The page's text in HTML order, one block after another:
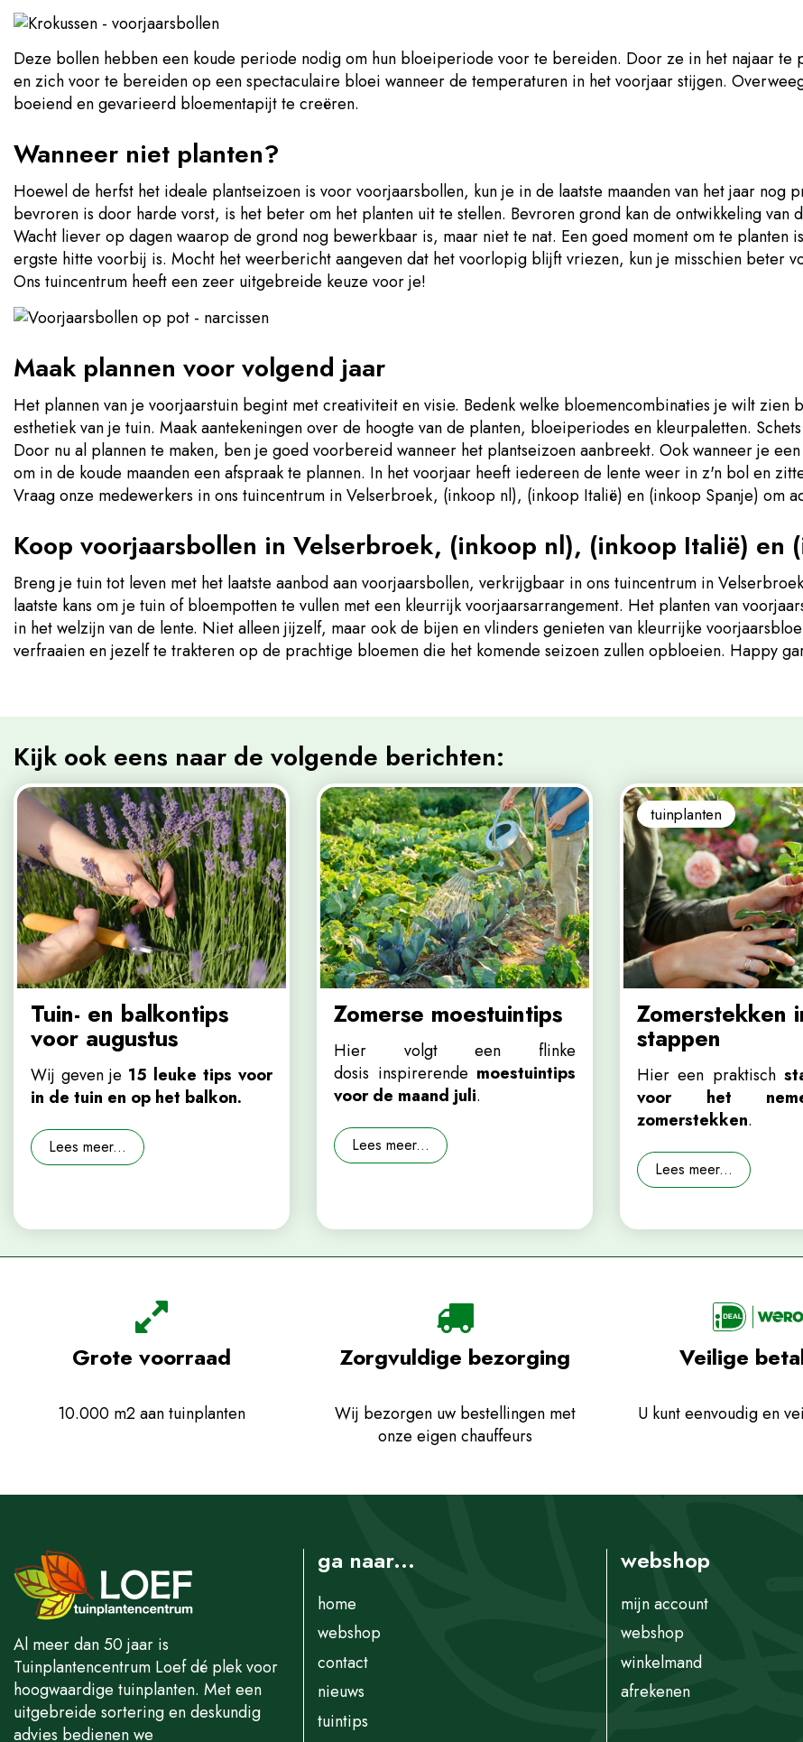
Deze bollen hebben een koude periode nodig om hun bloeiperiode voor te bereiden. Door ze in het najaar te
en zich voor te bereiden op een spectaculaire bloei wanneer de temperaturen in het voorjaar stijgen.
boeiend en gevarieerd bloementapijt te creëren.
Wanneer niet planten?
Hoewel de herfst het ideale plantseizoen is voor voorjaarsbollen, kun je in de laatste maanden van het jaar
bevroren is door harde vorst, is het beter om het planten uit te stellen. Bevroren grond kan de ontwikkeling
Wacht liever op dagen waarop de grond nog bewerkbaar is, maar niet te nat. Een goed moment om te planten
ergste hitte voorbij is. Mocht het weerbericht aangeven dat het voorlopig blijft vriezen, kun je misschien beter
Ons tuincentrum heeft een zeer uitgebreide keuze voor je!
Maak plannen voor volgend jaar
Het plannen van je voorjaarstuin begint met creativiteit en visie. Bedenk welke bloemencombinaties je wilt zien
esthetiek van je tuin. Maak aantekeningen over de hoogte van de planten, bloeiperiodes en kleurpaletten.
Door nu al plannen te maken, ben je goed voorbereid wanneer het plantseizoen aanbreekt. Ook wanneer je
om in de koude maanden een afspraak te plannen. In het voorjaar heeft iedereen de lente weer in z'n bol en
Vraag onze medewerkers in ons tuincentrum in Velserbroek, (inkoop nl), (inkoop Italië) en (inkoop Spanje) om
Koop voorjaarsbollen in Velserbroek, (inkoop nl), (inkoop Italië) en
Breng je tuin tot leven met het laatste aanbod aan voorjaarsbollen, verkrijgbaar in ons tuincentrum in
laatste kans om je tuin of bloempotten te vullen met een kleurrijk voorjaarsarrangement. Het planten van
in het welzijn van de lente. Niet alleen jijzelf, maar ook de bijen en vlinders genieten van kleurrijke
verfraaien en jezelf te trakteren op de prachtige bloemen die het komende seizoen zullen opbloeien. Happy
Kijk ook eens naar de volgende berichten:
Tuin- en balkontips
voor augustus
Wij geven je 15 leuke tips voor
in de tuin en op het balkon.
Lees meer...
Zomerse moestuintips
Hier volgt een flinke
dosis inspirerende moestuintips
voor de maand juli.
Lees meer...
Zomerstekken
stappen
tuinplanten
Hier een praktisch
voor het
zomerstekken.
Lees meer...
Grote voorraad
10.000 m2 aan tuinplanten
Zorgvuldige bezorging
Wij bezorgen uw bestellingen met
onze eigen chauffeurs
Veilige
U kunt eenvoudig en
Al meer dan 50 jaar is
Tuinplantencentrum Loef dé plek voor
hoogwaardige tuinplanten. Met een
uitgebreide sortering en deskundig
advies bedienen we
ga naar...
home
webshop
contact
nieuws
tuintips
webshop
mijn account
webshop
winkelmand
afrekenen